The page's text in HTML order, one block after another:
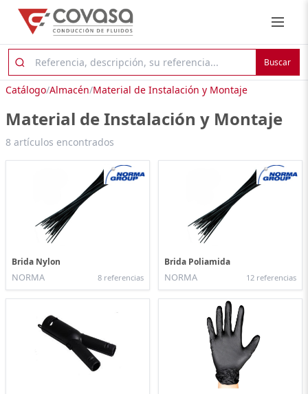
Buscar
Catálogo/Almacén/Material de Instalación y Montaje
Material de Instalación y Montaje
8 artículos encontrados
Brida Nylon
NORMA 8 referencias
Brida Poliamida
NORMA 12 referencias